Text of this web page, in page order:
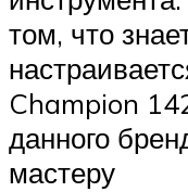
том, что
Champion
данного
мастеру